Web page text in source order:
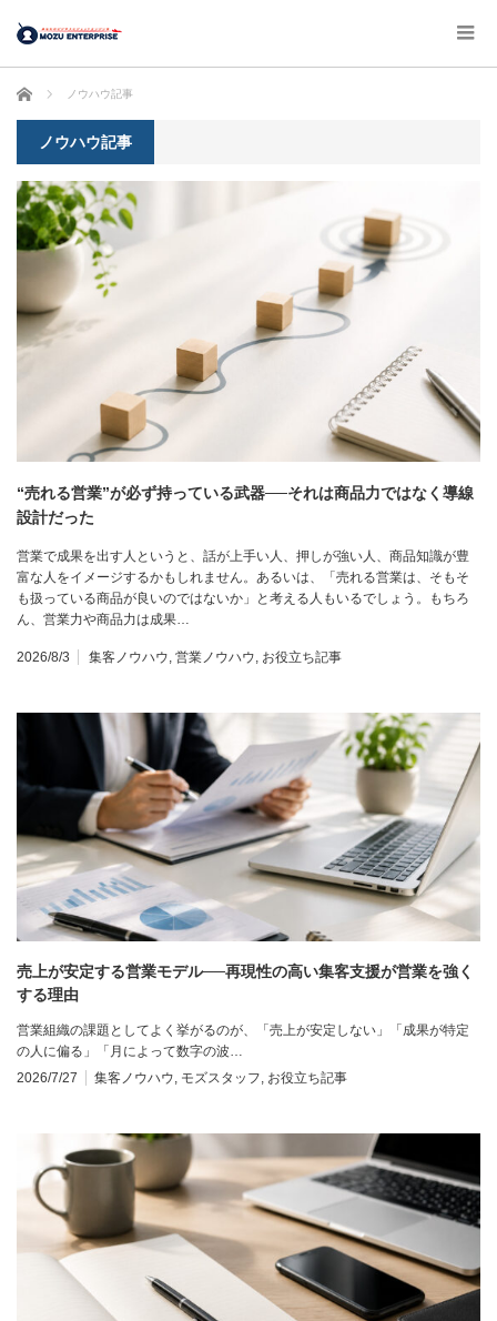
ホーム ノウハウ記事
ノウハウ記事
“売れる営業”が必ず持っている武器──それは商品力ではなく導線
設計だった
営業で成果を出す人というと、話が上手い人、押しが強い人、商品知識が豊
富な人をイメージするかもしれません。あるいは、「売れる営業は、そもそ
も扱っている商品が良いのではないか」と考える人もいるでしょう。もちろ
ん、営業力や商品力は成果…
2026/8/3 集客ノウハウ, 営業ノウハウ, お役立ち記事
売上が安定する営業モデル──再現性の高い集客支援が営業を強く
する理由
営業組織の課題としてよく挙がるのが、「売上が安定しない」「成果が特定
の人に偏る」「月によって数字の波…
2026/7/27
集客ノウハウ モズスタッフ お役立ち記事